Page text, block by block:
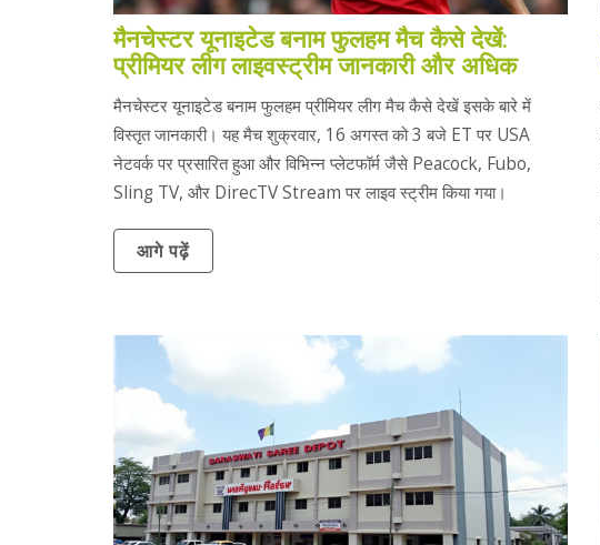
मैनचेस्टर यूनाइटेड बनाम फुलहम मैच कैसे देखें:
प्रीमियर लीग लाइवस्ट्रीम जानकारी और अधिक
मैनचेस्टर यूनाइटेड बनाम फुलहम प्रीमियर लीग मैच कैसे देखें इसके बारे में
विस्तृत जानकारी। यह मैच शुक्रवार, 16 अगस्त को 3 बजे ET पर USA
नेटवर्क पर प्रसारित हुआ और विभिन्न प्लेटफॉर्म जैसे Peacock, Fubo,
Sling TV, और DirecTV Stream पर लाइव स्ट्रीम किया गया।
आगे पढ़ें